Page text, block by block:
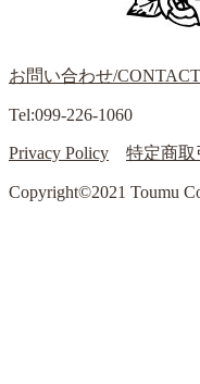
お問い合わせ/CONTACT
Tel:099-226-1060
Privacy Policy 特定商取
Copyright©2021 Toumu